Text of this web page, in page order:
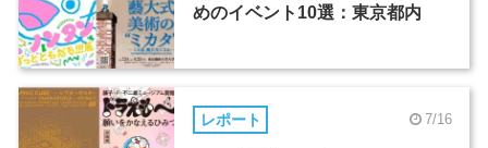
めのイベント10選：東京都内
レポート 7/16